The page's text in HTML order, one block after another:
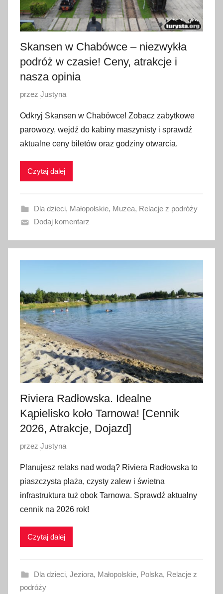
Skansen w Chabówce – niezwykła
podróż w czasie! Ceny, atrakcje i
nasza opinia
O
u
b
l
i
a
n
2
p
c
a
2
0
2
6
przez Justyna
Odkryj Skansen w Chabówce! Zobacz zabytkowe
parowozy, wejdź do kabiny maszynisty i sprawdź
aktualne ceny biletów oraz godziny otwarcia.
Czytaj dalej
Dla dzieci, Małopolskie, Muzea, Relacje z podróży
Dodaj komentarz
Riviera Radłowska. Idealne
Kąpielisko koło Tarnowa! [Cennik
2026, Atrakcje, Dojazd]
O
u
b
l
i
w
n
o
przez Justyna
Planujesz relaks nad wodą? Riviera Radłowska to
piaszczysta plaża, czysty zalew i świetna
infrastruktura tuż obok Tarnowa. Sprawdź aktualny
cennik na 2026 rok!
Czytaj dalej
Dla dzieci, Jeziora, Małopolskie, Polska, Relacje z
podróży